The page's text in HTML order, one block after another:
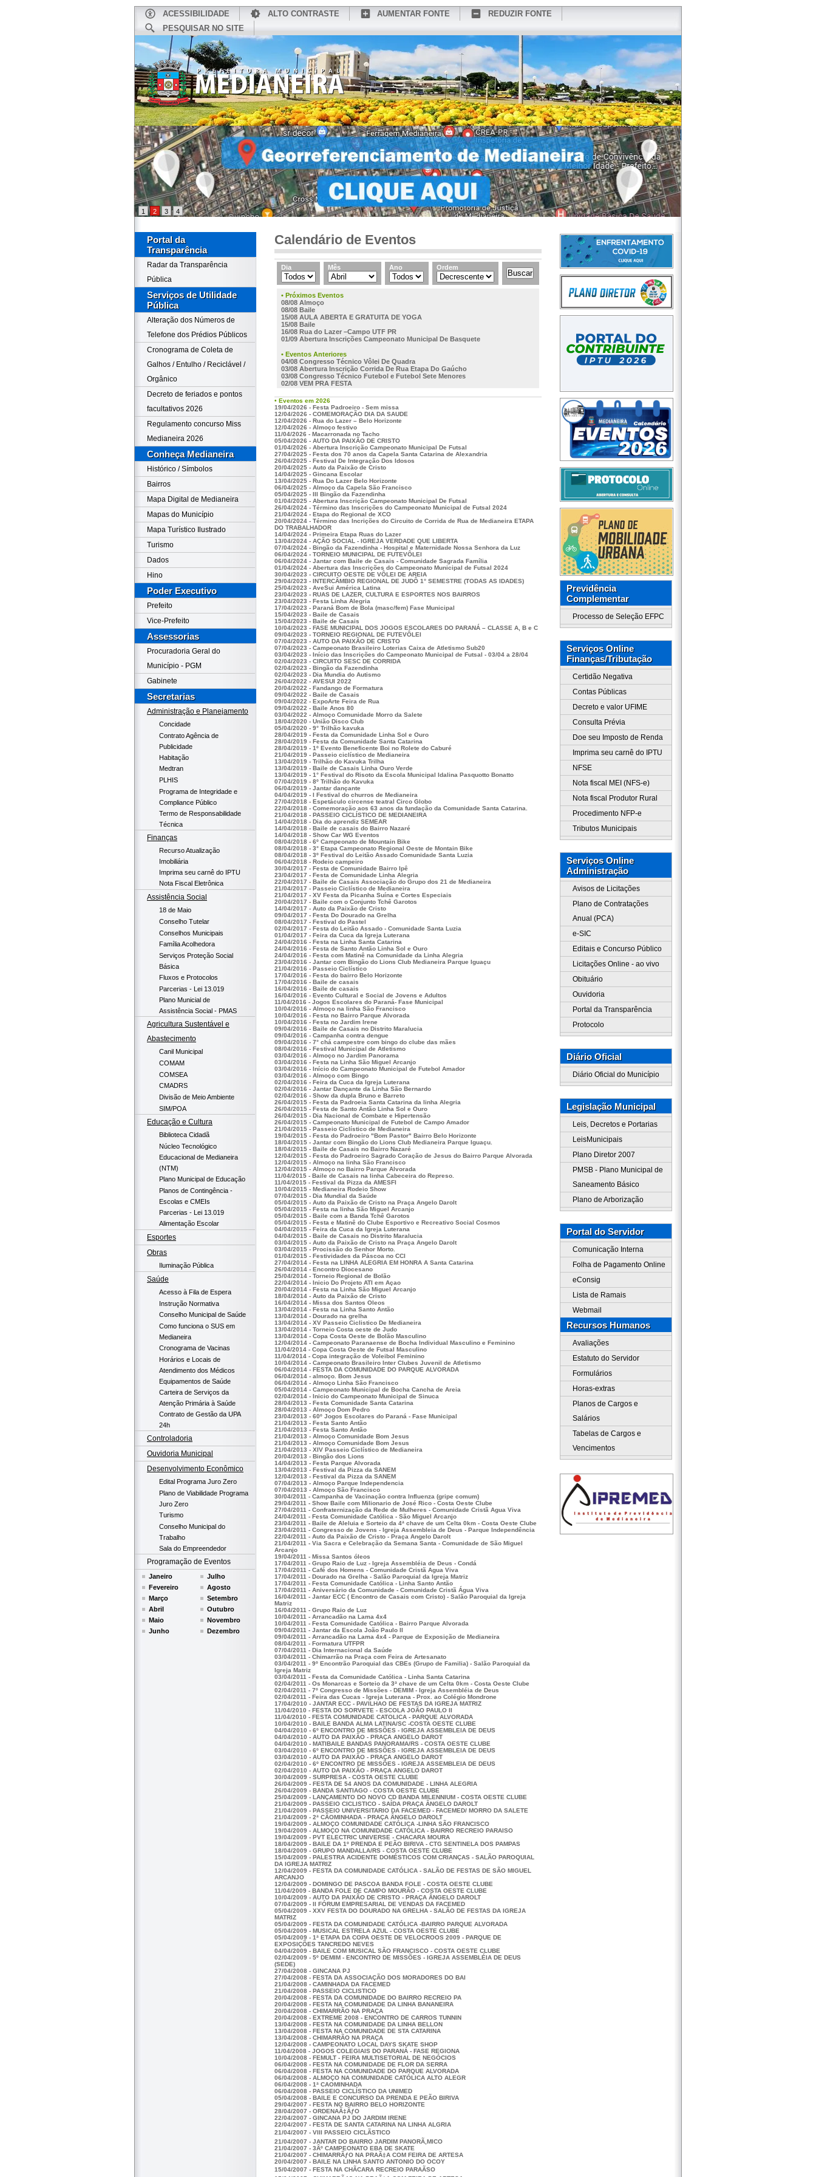
ACESSIBILIDADE ALTO CONTRASTE AUMENTAR FONTE
REDUZIR FONTE
PESQUISAR NO SITE
INÍCIO CONHEÇA MEDIANEIRA TURISMO SERVIÇOS ONLINE PORTAL DO SERVIDOR REDES SOCIAIS WEBMAIL
1 2 3 4
Portal da
Transparência
Radar da Transparência
Pública
Serviços de Utilidade
Pública
Alteração dos Números de
Telefone dos Prédios Públicos
Cronograma de Coleta de
Galhos / Entulho / Reciclável /
Orgânico
Decreto de feriados e pontos
facultativos 2026
Regulamento concurso Miss
Medianeira 2026
Conheça Medianeira
Histórico / Símbolos
Bairros
Mapa Digital de Medianeira
Mapas do Município
Mapa Turístico Ilustrado
Turismo
Dados
Hino
Poder Executivo
Prefeito
Vice-Prefeito
Assessorias
Procuradoria Geral do
Município - PGM
Gabinete
Secretarias
Administração e Planejamento
Concidade
Contrato Agência de
Publicidade
Habitação
Medtran
PLHIS
Programa de Integridade e
Compliance Público
Termo de Responsabilidade
Técnica
Finanças
Recurso Atualização
Imobiliária
Imprima seu carnê do IPTU
Nota Fiscal Eletrônica
Assistência Social
18 de Maio
Conselho Tutelar
Conselhos Municipais
Família Acolhedora
Serviços Proteção Social
Básica
Fluxos e Protocolos
Parcerias - Lei 13.019
Plano Municial de
Assistência Social - PMAS
Agricultura Sustentável e
Abastecimento
Canil Municipal
COMAM
COMSEA
CMADRS
Divisão de Meio Ambiente
SIM/POA
Educação e Cultura
Biblioteca Cidadã
Núcleo Tecnológico
Educacional de Medianeira
(NTM)
Plano Municipal de Educação
Planos de Contingência -
Escolas e CMEIs
Parcerias - Lei 13.019
Alimentação Escolar
Esportes
Obras
Iluminação Pública
Saúde
Acesso à Fila de Espera
Instrução Normativa
Conselho Municipal de Saúde
Como funciona o SUS em
Medianeira
Cronograma de Vacinas
Horários e Locais de
Atendimento dos Médicos
Equipamentos de Saúde
Carteira de Serviços da
Atenção Primária à Saúde
Contrato de Gestão da UPA
24h
Controladoria
Ouvidoria Municipal
Desenvolvimento Econômico
Edital Programa Juro Zero
Plano de Viabilidade Programa
Juro Zero
Turismo
Conselho Municipal do
Trabalho
Sala do Empreendedor
Programação de Eventos
Janeiro
Fevereiro
Março
Abril
Maio
Junho
Julho
Agosto
Setembro
Outubro
Novembro
Dezembro
Calendário de Eventos
Dia Mês Ano Ordem
• Próximos Eventos
08/08 Almoço
08/08 Baile
15/08 AULA ABERTA E GRATUITA DE YOGA
15/08 Baile
16/08 Rua do Lazer –Campo UTF PR
01/09 Abertura Inscrições Campeonato Municipal De Basquete
• Eventos Anteriores
04/08 Congresso Técnico Vôlei De Quadra
03/08 Abertura Inscrição Corrida De Rua Etapa Do Gaúcho
03/08 Congresso Técnico Futebol e Futebol Sete Menores
02/08 VEM PRA FESTA
• Eventos em 2026
19/04/2026 - Festa Padroeiro - Sem missa
12/04/2026 - COMEMORAÇÃO DIA DA SAUDE
12/04/2026 - Rua do Lazer – Belo Horizonte
12/04/2026 - Almoço festivo
11/04/2026 - Macarronada no Tacho
05/04/2026 - AUTO DA PAIXÃO DE CRISTO
01/04/2026 - Abertura Inscrição Campeonato Municipal De Futsal
27/04/2025 - Festa dos 70 anos da Capela Santa Catarina de Alexandria
26/04/2025 - Festival De Integração Dos Idosos
20/04/2025 - Auto da Paixão de Cristo
14/04/2025 - Gincana Escolar
13/04/2025 - Rua Do Lazer Belo Horizonte
06/04/2025 - Almoço da Capela São Francisco
05/04/2025 - III Bingão da Fazendinha
01/04/2025 - Abertura Inscrição Campeonato Municipal De Futsal
26/04/2024 - Término das Inscrições do Campeonato Municipal de Futsal 2024
21/04/2024 - Etapa do Regional de XCO
20/04/2024 - Término das Incrições do Circuito de Corrida de Rua de Medianeira ETAPA
DO TRABALHADOR
14/04/2024 - Primeira Etapa Ruas do Lazer
13/04/2024 - AÇÃO SOCIAL - IGREJA VERDADE QUE LIBERTA
07/04/2024 - Bingão da Fazendinha - Hospital e Maternidade Nossa Senhora da Luz
06/04/2024 - TORNEIO MUNICIPAL DE FUTEVÔLEI
06/04/2024 - Jantar com Baile de Casais - Comunidade Sagrada Família
01/04/2024 - Abertura das Inscrições do Campeonato Municipal de Futsal 2024
30/04/2023 - CIRCUITO OESTE DE VÔLEI DE AREIA
29/04/2023 - INTERCÂMBIO REGIONAL DE JUDÔ 1° SEMESTRE (TODAS AS IDADES)
25/04/2023 - AveSui América Latina
23/04/2023 - RUAS DE LAZER, CULTURA E ESPORTES NOS BAIRROS
23/04/2023 - Festa Linha Alegria
17/04/2023 - Paraná Bom de Bola (masc/fem) Fase Municipal
15/04/2023 - Baile de Casais
15/04/2023 - Baile de Casais
10/04/2023 - FASE MUNICIPAL DOS JOGOS ESCOLARES DO PARANÁ – CLASSE A, B e C
09/04/2023 - TORNEIO REGIONAL DE FUTEVÔLEI
07/04/2023 - AUTO DA PAIXÃO DE CRISTO
07/04/2023 - Campeonato Brasileiro Loterias Caixa de Atletismo Sub20
03/04/2023 - Início das Inscrições do Campeonato Municipal de Futsal - 03/04 a 28/04
02/04/2023 - CIRCUITO SESC DE CORRIDA
02/04/2023 - Bingão da Fazendinha
02/04/2023 - Dia Mundia do Autismo
26/04/2022 - AVESUI 2022
20/04/2022 - Fandango de Formatura
09/04/2022 - Baile de Casais
09/04/2022 - ExpoArte Feira de Rua
09/04/2022 - Baile Anos 80
03/04/2022 - Almoço Comunidade Morro da Salete
18/04/2020 - União Disco Club
05/04/2020 - 9° Trilhão kavuka
28/04/2019 - Festa da Comunidade Linha Sol e Ouro
28/04/2019 - Festa da Comunidade Santa Catarina
28/04/2019 - 1º Evento Beneficente Boi no Rolete do Caburé
21/04/2019 - Passeio ciclístico de Medianeira
13/04/2019 - Trilhão do Kavuka Trilha
13/04/2019 - Baile de Casais Linha Ouro Verde
13/04/2019 - 1° Festival do Risoto da Escola Municipal Idalina Pasquotto Bonatto
07/04/2019 - 8º Trilhão do Kavuka
06/04/2019 - Jantar dançante
04/04/2019 - I Festival do churros de Medianeira
27/04/2018 - Espetáculo circense teatral Circo Globo
22/04/2018 - Comemoração aos 63 anos da fundação da Comunidade Santa Catarina.
21/04/2018 - PASSEIO CICLÍSTICO DE MEDIANEIRA
14/04/2018 - Dia do aprendiz SEMEAR
14/04/2018 - Baile de casais do Bairro Nazaré
14/04/2018 - Show Car WG Eventos
08/04/2018 - 6º Campeonato de Mountain Bike
08/04/2018 - 3° Etapa Campeonato Regional Oeste de Montain Bike
08/04/2018 - 3º Festival do Leitão Assado Comunidade Santa Luzia
06/04/2018 - Rodeio campeiro
30/04/2017 - Festa de Comunidade Bairro Ipê
23/04/2017 - Festa de Comunidade Linha Alegria
22/04/2017 - Baile de Casais Associação do Grupo dos 21 de Medianeira
21/04/2017 - Passeio Ciclístico de Medianeira
21/04/2017 - XV Festa da Picanha Suína e Cortes Especiais
20/04/2017 - Baile com o Conjunto Tchê Garotos
14/04/2017 - Auto da Paixão de Cristo
09/04/2017 - Festa Do Dourado na Grelha
08/04/2017 - Festival do Pastel
02/04/2017 - Festa do Leitão Assado - Comunidade Santa Luzia
01/04/2017 - Feira da Cuca da Igreja Luterana
24/04/2016 - Festa na Linha Santa Catarina
24/04/2016 - Festa de Santo Antão Linha Sol e Ouro
24/04/2016 - Festa com Matinê na Comunidade da Linha Alegria
23/04/2016 - Jantar com Bingão do Lions Club Medianeira Parque Iguaçu
21/04/2016 - Passeio Ciclístico
17/04/2016 - Festa do bairro Belo Horizonte
17/04/2016 - Baile de casais
16/04/2016 - Baile de casais
16/04/2016 - Evento Cultural e Social de Jovens e Adultos
11/04/2016 - Jogos Escolares do Paraná- Fase Municipal
10/04/2016 - Almoço na linha São Francisco
10/04/2016 - Festa no Bairro Parque Alvorada
10/04/2016 - Festa no Jardim Irene
09/04/2016 - Baile de Casais no Distrito Maralucia
09/04/2016 - Campanha contra dengue
09/04/2016 - 7° chá campestre com bingo do clube das mães
08/04/2016 - Festival Municipal de Atletismo
03/04/2016 - Almoço no Jardim Panorama
03/04/2016 - Festa na Linha São Miguel Arcanjo
03/04/2016 - Início do Campeonato Municipal de Futebol Amador
03/04/2016 - Almoço com Bingo
02/04/2016 - Feira da Cuca da Igreja Luterana
02/04/2016 - Jantar Dançante da Linha São Bernardo
02/04/2016 - Show da dupla Bruno e Barreto
26/04/2015 - Festa da Padroeia Santa Catarina da linha Alegria
26/04/2015 - Festa de Santo Antão Linha Sol e Ouro
26/04/2015 - Dia Nacional de Combate e Hipertensão
26/04/2015 - Campeonato Municipal de Futebol de Campo Amador
21/04/2015 - Passeio Ciclístico de Medianeira
19/04/2015 - Festa do Padroeiro "Bom Pastor" Bairro Belo Horizonte
18/04/2015 - Jantar com Bingão do Lions Club Medianeira Parque Iguaçu.
18/04/2015 - Baile de Casais no Bairro Nazaré
12/04/2015 - Festa do Padroeiro Sagrado Coração de Jesus do Bairro Parque Alvorada
12/04/2015 - Almoço na linha São Francisco
12/04/2015 - Almoço no Bairro Parque Alvorada
11/04/2015 - Baile de Casais na linha Cabeceira do Represo.
11/04/2015 - Festival da Pizza da AMESFI
10/04/2015 - Medianeira Rodeio Show
07/04/2015 - Dia Mundial da Saúde
05/04/2015 - Auto da Paixão de Cristo na Praça Angelo Darolt
05/04/2015 - Festa na linha São Miguel Arcanjo
05/04/2015 - Baile com a Banda Tchê Garotos
05/04/2015 - Festa e Matinê do Clube Esportivo e Recreativo Social Cosmos
04/04/2015 - Feira da Cuca da Igreja Luterana
04/04/2015 - Baile de Casais no Distrito Maralucia
03/04/2015 - Auto da Paixão de Cristo na Praça Angelo Darolt
03/04/2015 - Procissão do Senhor Morto.
01/04/2015 - Festividades da Páscoa no CCI
27/04/2014 - Festa na LINHA ALEGRIA EM HONRA A Santa Catarina
26/04/2014 - Encontro Diocesano
25/04/2014 - Torneio Regional de Bolão
22/04/2014 - Inicio Do Projeto ATI em Açao
20/04/2014 - Festa na Linha São Miguel Arcanjo
18/04/2014 - Auto da Paixão de Cristo
16/04/2014 - Missa dos Santos Oleos
13/04/2014 - Festa na Linha Santo Antão
13/04/2014 - Dourado na grelha
13/04/2014 - XV Passeio Ciclistico De Medianeira
13/04/2014 - Torneio Costa oeste de Judo
13/04/2014 - Copa Costa Oeste de Bolão Masculino
12/04/2014 - Campeonato Paranaense de Bocha Individual Masculino e Feminino
11/04/2014 - Copa Costa Oeste de Futsal Masculino
11/04/2014 - Copa integração de Voleibol Feminino
10/04/2014 - Campeonato Brasileiro Inter Clubes Juvenil de Atletismo
06/04/2014 - FESTA DA COMUNIDADE DO PARQUE ALVORADA
06/04/2014 - almoço. Bom Jesus
06/04/2014 - Almoço Linha São Francisco
05/04/2014 - Campeonato Municipal de Bocha Cancha de Areia
02/04/2014 - Inicio do Campeonato Municipal de Sinuca
28/04/2013 - Festa Comunidade Santa Catarina
28/04/2013 - Almoço Dom Pedro
23/04/2013 - 60º Jogos Escolares do Paraná - Fase Municipal
21/04/2013 - Festa Santo Antão
21/04/2013 - Festa Santo Antão
21/04/2013 - Almoço Comunidade Bom Jesus
21/04/2013 - Almoço Comunidade Bom Jesus
21/04/2013 - XIV Passeio Ciclístico de Medianeira
20/04/2013 - Bingão dos Lions
14/04/2013 - Festa Parque Alvorada
13/04/2013 - Festival da Pizza da SANEM
12/04/2013 - Festival da Pizza da SANEM
07/04/2013 - Almoço Parque Independencia
07/04/2013 - Almoço São Francisco
30/04/2011 - Campanha de Vacinação contra Influenza (gripe comum)
29/04/2011 - Show Baile com Milionario de José Rico - Costa Oeste Clube
27/04/2011 - Confraternização da Rede de Mulheres - Comunidade Cristã Agua Viva
24/04/2011 - Festa Comunidade Católica - São Miguel Arcanjo
23/04/2011 - Baile de Aleluia e Sorteio da 4ª chave de um Celta 0km - Costa Oeste Clube
23/04/2011 - Congresso de Jovens - Igreja Assembleia de Deus - Parque Independência
22/04/2011 - Auto da Paixão de Cristo - Praça Angelo Darolt
21/04/2011 - Via Sacra e Celebração da Semana Santa - Comunidade de São Miguel
Arcanjo
19/04/2011 - Missa Santos óleos
17/04/2011 - Grupo Raio de Luz - Igreja Assembléia de Deus - Condá
17/04/2011 - Café dos Homens - Comunidade Cristã Agua Viva
17/04/2011 - Dourado na Grelha - Salão Paroquial da Igreja Matriz
17/04/2011 - Festa Comunidade Católica - Linha Santo Antão
17/04/2011 - Aniversário da Comunidade - Comunidade Cristã Água Viva
16/04/2011 - Jantar ECC ( Encontro de Casais com Cristo) - Salão Paroquial da Igreja
Matriz
16/04/2011 - Grupo Raio de Luz
10/04/2011 - Arrancadão na Lama 4x4
10/04/2011 - Festa Comunidade Católica - Bairro Parque Alvorada
09/04/2011 - Jantar da Escola João Paulo II
09/04/2011 - Arrancadão na Lama 4x4 - Parque de Exposição de Medianeira
08/04/2011 - Formatura UTFPR
07/04/2011 - Dia Internacional da Saúde
03/04/2011 - Chimarrão na Praça com Feira de Artesanato
03/04/2011 - 9º Encontrão Paroquial das CBEs (Grupo de Familia) - Salão Paroquial da
Igreja Matriz
03/04/2011 - Festa da Comunidade Católica - Linha Santa Catarina
02/04/2011 - Os Monarcas e Sorteio da 3ª chave de um Celta 0km - Costa Oeste Clube
02/04/2011 - 7º Congresso de Missões - DEMIM - Igreja Assembléia de Deus
02/04/2011 - Feira das Cucas - Igreja Luterana - Prox. ao Colégio Mondrone
17/04/2010 - JANTAR ECC - PAVILHAO DE FESTAS DA IGREJA MATRIZ
11/04/2010 - FESTA DO SORVETE - ESCOLA JOÃO PAULO II
11/04/2010 - FESTA COMUNIDADE CATOLICA - PARQUE ALVORADA
10/04/2010 - BAILE BANDA ALMA LATINA/SC -COSTA OESTE CLUBE
04/04/2010 - 6º ENCONTRO DE MISSÕES - IGREJA ASSEMBLEIA DE DEUS
04/04/2010 - AUTO DA PAIXÃO - PRAÇA ANGELO DAROT
04/04/2010 - MATIBAILE BANDAS PANORAMA/RS - COSTA OESTE CLUBE
03/04/2010 - 6º ENCONTRO DE MISSÕES - IGREJA ASSEMBLEIA DE DEUS
03/04/2010 - AUTO DA PAIXÃO - PRAÇA ANGELO DAROT
02/04/2010 - 6º ENCONTRO DE MISSÕES - IGREJA ASSEMBLEIA DE DEUS
02/04/2010 - AUTO DA PAIXÃO - PRAÇA ANGELO DAROT
30/04/2009 - SURPRESA - COSTA OESTE CLUBE
26/04/2009 - FESTA DE 54 ANOS DA COMUNIDADE - LINHA ALEGRIA
26/04/2009 - BANDA SANTIAGO - COSTA OESTE CLUBE
25/04/2009 - LANÇAMENTO DO NOVO CD BANDA MILENNIUM - COSTA OESTE CLUBE
21/04/2009 - PASSEIO CICLISTICO - SAÍDA PRAÇA ÂNGELO DAROLT
21/04/2009 - PASSEIO UNIVERSITARIO DA FACEMED - FACEMED/ MORRO DA SALETE
21/04/2009 - 2ª CÃOMINHADA - PRAÇA ÂNGELO DAROLT
19/04/2009 - ALMOÇO COMUNIDADE CATÓLICA -LINHA SÃO FRANCISCO
19/04/2009 - ALMOÇO NA COMUNIDADE CATÓLICA - BAIRRO RECREIO PARAISO
19/04/2009 - PVT ELECTRIC UNIVERSE - CHACARA MOURA
18/04/2009 - BAILE DA 1º PRENDA E PEÃO BIRIVA - CTG SENTINELA DOS PAMPAS
18/04/2009 - GRUPO MANDALLA/RS - COSTA OESTE CLUBE
15/04/2009 - PALESTRA ACIDENTE DOMÉSTICOS COM CRIANÇAS - SALÃO PAROQUIAL
DA IGREJA MATRIZ
12/04/2009 - FESTA DA COMUNIDADE CATÓLICA - SALÃO DE FESTAS DE SÃO MIGUEL
ARCANJO
12/04/2009 - DOMINGO DE PASCOA BANDA FOLE - COSTA OESTE CLUBE
11/04/2009 - BANDA FOLE DE CAMPO MOURÃO - COSTA OESTE CLUBE
10/04/2009 - AUTO DA PAIXÃO DE CRISTO - PRAÇA ÂNGELO DAROLT
07/04/2009 - II FÓRUM EMPRESARIAL DE VENDAS DA FACEMED
05/04/2009 - XXV FESTA DO DOURADO NA GRELHA - SALÃO DE FESTAS DA IGREJA
MATRIZ
05/04/2009 - FESTA DA COMUNIDADE CATÓLICA -BAIRRO PARQUE ALVORADA
05/04/2009 - MUSICAL ESTRELA AZUL - COSTA OESTE CLUBE
05/04/2009 - 1ª ETAPA DA COPA OESTE DE VELOCROOS 2009 - PARQUE DE
EXPOSIÇÕES TANCREDO NEVES
04/04/2009 - BAILE COM MUSICAL SÃO FRANCISCO - COSTA OESTE CLUBE
02/04/2009 - 5º DEMIM - ENCONTRO DE MISSÕES - IGREJA ASSEMBLÉIA DE DEUS
(SEDE)
27/04/2008 - GINCANA PJ
27/04/2008 - FESTA DA ASSOCIAÇÃO DOS MORADORES DO BAI
21/04/2008 - CAMINHADA DA FACEMED
21/04/2008 - PASSEIO CICLISTICO
20/04/2008 - FESTA DA COMUNIDADE DO BAIRRO RECREIO PA
20/04/2008 - FESTA NA COMUNIDADE DA LINHA BANANEIRA
20/04/2008 - CHIMARRÃO NA PRAÇA
20/04/2008 - EXTREME 2008 - ENCONTRO DE CARROS TUNNIN
13/04/2008 - FESTA NA COMUNIDADE DA LINHA BELLON
13/04/2008 - FESTA NA COMUNIDADE DE STA CATARINA
13/04/2008 - CHIMARRÃO NA PRAÇA
12/04/2008 - CAMPEONATO LOCAL DAYS SKATE SHOP
11/04/2008 - JOGOS COLEGIAIS DO PARANÁ - FASE REGIONA
10/04/2008 - FEMULT - FEIRA MULTISETORIAL DE NEGÓCIOS
06/04/2008 - FESTA NA COMUNIDADE DE FLOR DA SERRA
06/04/2008 - FESTA NA COMUNIDADE DO PARQUE ALVORADA
06/04/2008 - ALMOÇO NA COMUNIDADE CATÓLICA ALTO ALEGR
06/04/2008 - 1ª CAOMINHADA
06/04/2008 - PASSEIO CICLÍSTICO DA UNIMED
05/04/2008 - BAILE E CONCURSO DA PRENDA E PEÃO BIRIVA
29/04/2007 - FESTA NO BAIRRO BELO HORIZONTE
28/04/2007 - ORDENAÃ‡ÃƒO
22/04/2007 - GINCANA PJ DO JARDIM IRENE
22/04/2007 - FESTA DE SANTA CATARINA NA LINHA ALGRIA
21/04/2007 - VIII PASSEIO CICLÃSTICO
21/04/2007 - JANTAR DO BAIRRO JARDIM PANORÃ‚MICO
21/04/2007 - 3Âº CAMPEONATO EBA DE SKATE
21/04/2007 - CHIMARRÃƒO NA PRAÃ‡A COM FEIRA DE ARTESA
20/04/2007 - BAILE NA LINHA SANTO ANTONIO DO OCOY
15/04/2007 - FESTA NA CHÃCARA RECREIO PARAÃSO
Previdência
Complementar
Processo de Seleção EFPC
Serviços Online
Finanças/Tributação
Certidão Negativa
Contas Públicas
Decreto e valor UFIME
Consulta Prévia
Doe seu Imposto de Renda
Imprima seu carnê do IPTU
NFSE
Nota fiscal MEI (NFS-e)
Nota fiscal Produtor Rural
Procedimento NFP-e
Tributos Municipais
Serviços Online
Administração
Avisos de Licitações
Plano de Contratações
Anual (PCA)
e-SIC
Editais e Concurso Público
Licitações Online - ao vivo
Obituário
Ouvidoria
Portal da Transparência
Protocolo
Diário Oficial
Diário Oficial do Município
Legislação Municipal
Leis, Decretos e Portarias
LeisMunicipais
Plano Diretor 2007
PMSB - Plano Municipal de
Saneamento Básico
Plano de Arborização
Portal do Servidor
Comunicação Interna
Folha de Pagamento Online
eConsig
Lista de Ramais
Webmail
Recursos Humanos
Avaliações
Estatuto do Servidor
Formulários
Horas-extras
Planos de Cargos e
Salários
Tabelas de Cargos e
Vencimentos